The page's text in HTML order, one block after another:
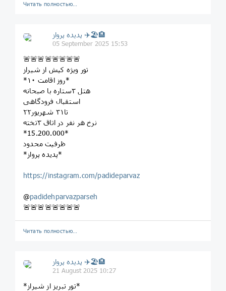
Читать полностью…
پديده پرواز ✈️🏖🏨
05 September 2025 15:53
🚨🚨🚨🚨🚨🚨🚨🚨
تور ویژه کیش از شیراز
*۱۰ روز اقامت*
هتل ۳ستاره با صبحانه
استقبال فرودگاهی
۲۲تا۳۱ شهریور
نرخ هر نفر در اتاق ۳تخته
*15.200.000*
ظرفیت محدود
*پدیده پرواز*
https://instagram.com/padideparvaz
@padidehparvazparseh
🚨🚨🚨🚨🚨🚨🚨🚨
Читать полностью…
پديده پرواز ✈️🏖🏨
21 August 2025 10:27
*تور تبریز از شیراز*